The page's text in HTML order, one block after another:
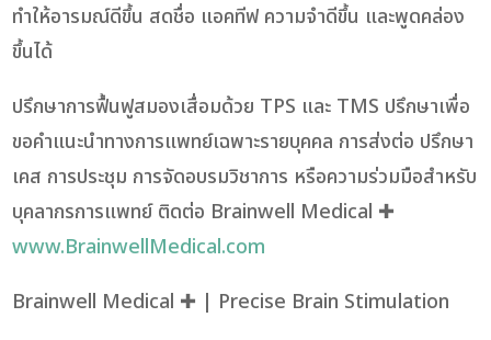
ทำให้อารมณ์ดีขึ้น สดชื่อ แอคทีฟ ความจำดีขึ้น และพูดคล่อง
ขึ้นได้
ปรึกษาการฟื้นฟูสมองเสื่อมด้วย TPS และ TMS ปรึกษาเพื่อ
ขอคำแนะนำทางการแพทย์เฉพาะรายบุคคล การส่งต่อ ปรึกษา
เคส การประชุม การจัดอบรมวิชาการ หรือความร่วมมือสำหรับ
บุคลากรการแพทย์ ติดต่อ Brainwell Medical ✚
www.BrainwellMedical.com
Brainwell Medical ✚ | Precise Brain Stimulation